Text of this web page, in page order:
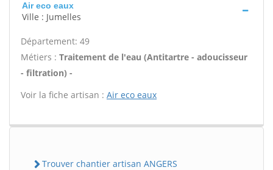
Air eco eaux
Ville : Jumelles
Département: 49
Métiers : Traitement de l'eau (Antitartre - adoucisseur
- filtration) -
Voir la fiche artisan : Air eco eaux
Trouver chantier artisan ANGERS